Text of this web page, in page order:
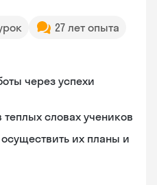
27 лет опыта
через успехи
словах учеников
их планы и